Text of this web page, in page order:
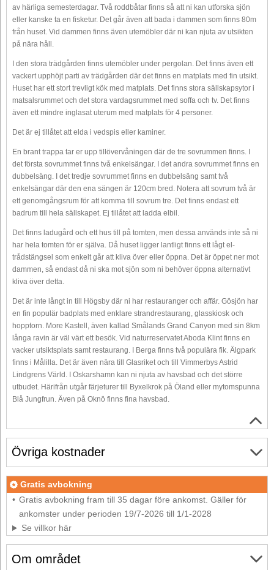
av härliga semesterdagar. Två roddbåtar finns så att ni kan utforska sjön
eller kanske ta en fisketur. Det går även att bada i dammen som finns 80m
från huset. Vid dammen finns även utemöbler där ni kan njuta av utsikten
på nära håll.
I den stora trädgården finns utemöbler under pergolan. Det finns även ett
vackert upphöjt parti av trädgården där det finns en matplats med fin utsikt.
Huset har ett stort trevligt kök med matplats. Det finns stora sällskapsytor i
matsalsrummet och det stora vardagsrummet med soffa och tv. Det finns
även ett mindre inglasat uterum med matplats för 4 personer.
Det är ej tillåtet att elda i vedspis eller kaminer.
En brant trappa tar er upp tillövervåningen där de tre sovrummen finns. I
det första sovrummet finns två enkelsängar. I det andra sovrummet finns en
dubbelsäng. I det tredje sovrummet finns en dubbelsäng samt två
enkelsängar där den ena sängen är 120cm bred. Notera att sovrum två är
ett genomgångsrum för att komma till sovrum tre. Det finns endast ett
badrum till hela sällskapet. Ej tillåtet att ladda elbil.
Det finns ladugård och ett hus till på tomten, men dessa används inte så ni
har hela tomten för er själva. Då huset ligger lantligt finns ett lågt el-
trådstängsel som enkelt går att kliva över eller öppna. Det är öppet ner mot
dammen, så endast då ni ska mot sjön som ni behöver öppna alternativt
kliva över detta.
Det är inte långt in till Högsby där ni har restauranger och affär. Gösjön har
en fin populär badplats med enklare strandrestaurang, glasskiosk och
hopptorn. More Kastell, även kallad Smålands Grand Canyon med sin 8km
långa ravin är väl värt ett besök. Vid naturreservatet Aboda Klint finns en
vacker utsiktsplats samt restaurang. I Berga finns två populära fik. Älgpark
finns i Målilla. Det är även nära till Glasriket och till Vimmerbys Astrid
Lindgrens Värld. I Oskarshamn kan ni njuta av havsbad och det större
utbudet. Härifrån utgår färjeturer till Byxelkrok på Öland eller mytomspunna
Blå Jungfrun. Även på Oknö finns fina havsbad.
Om området
Övriga kostnader
Gratis avbokning
Gratis avbokning fram till 35 dagar före ankomst. Gäller för
ankomster under perioden 19/7-2026 till 1/1-2028
Se villkor här